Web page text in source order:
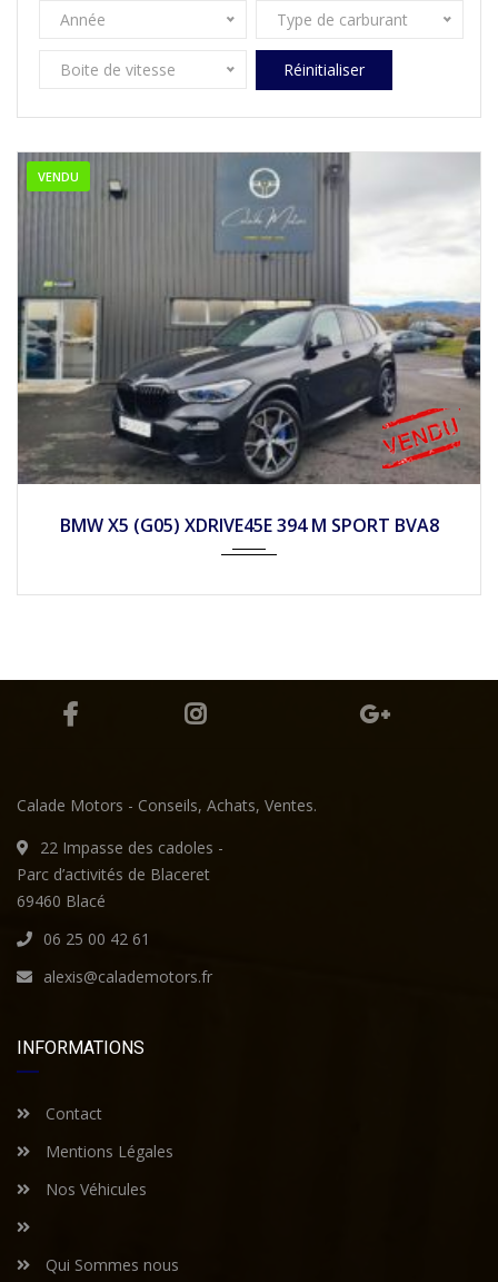
Année Type de carburant
Boite de vitesse Réinitialiser
VENDU
BMW X5 (G05) XDRIVE45E 394 M SPORT BVA8
Calade Motors - Conseils, Achats, Ventes.
22 Impasse des cadoles -
Parc d’activités de Blaceret
69460 Blacé
06 25 00 42 61
alexis@calademotors.fr
INFORMATIONS
Contact
Mentions Légales
Nos Véhicules
Qui Sommes nous